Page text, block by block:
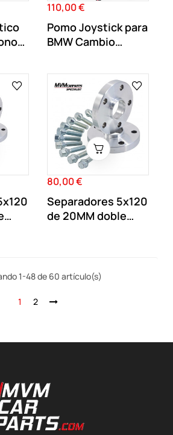
Precio
110,00 €
Pomo Joystick para
BMW Cambio
Precio
80,00 €
Separadores 5x120
de 20MM doble
1-48 de 60 artículo(s)
1 2